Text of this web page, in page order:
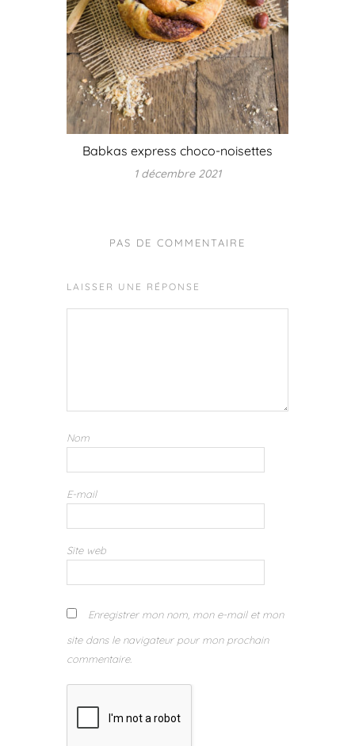
Babkas express choco-noisettes
1 décembre 2021
PAS DE COMMENTAIRE
LAISSER UNE RÉPONSE
Nom
E-mail
Site web
Enregistrer mon nom, mon e-mail et mon
site dans le navigateur pour mon prochain
commentaire.